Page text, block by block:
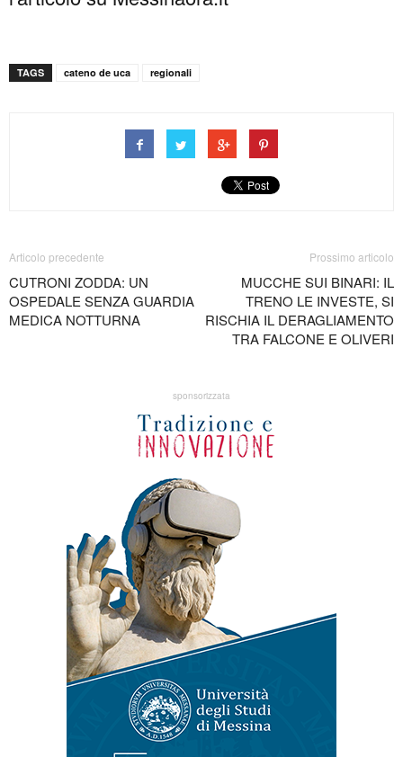
TAGS cateno de uca regionali
Articolo precedente
CUTRONI ZODDA: UN
OSPEDALE SENZA GUARDIA
MEDICA NOTTURNA
Prossimo articolo
MUCCHE SUI BINARI: IL
TRENO LE INVESTE, SI
RISCHIA IL DERAGLIAMENTO
TRA FALCONE E OLIVERI
sponsorizzata